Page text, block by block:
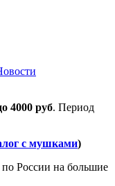
4000 руб. Период
с мушками)
по России на большие